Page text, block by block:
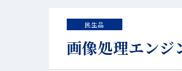
民生品
画像処理エン